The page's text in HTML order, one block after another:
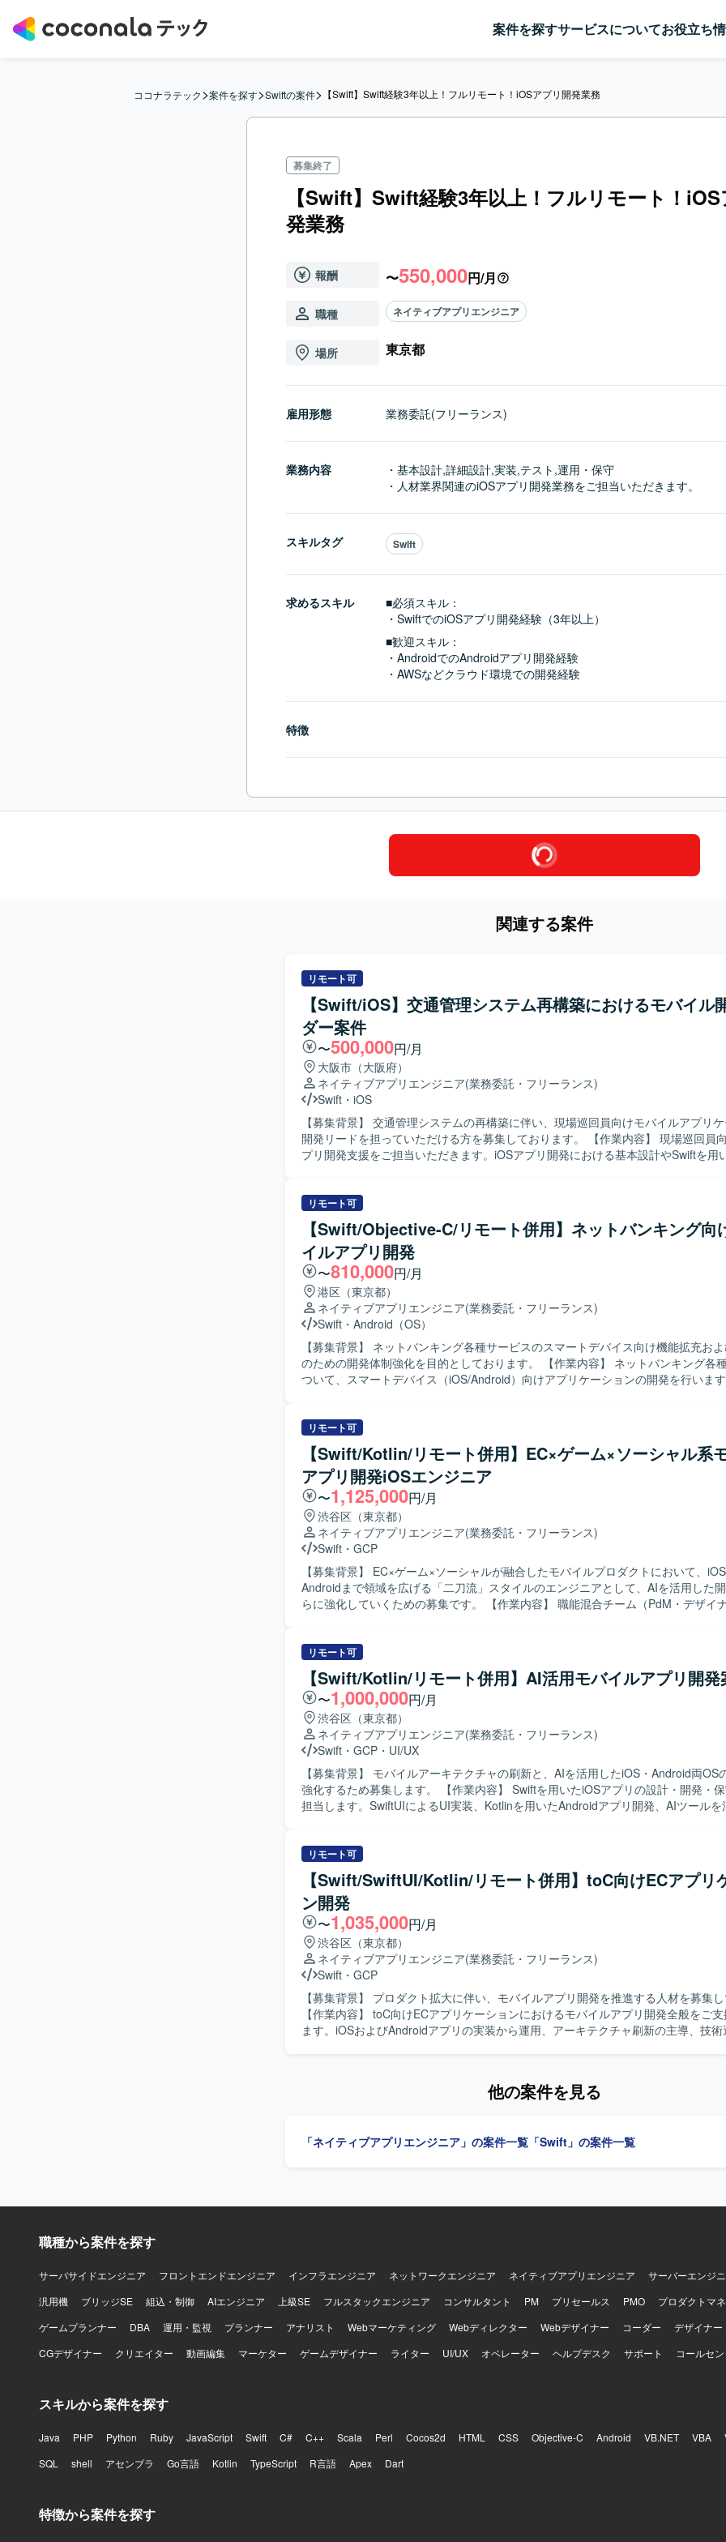
案件を探すサービスについてお役立ち
ココナラテック>案件を探す>Swiftの案件> 【Swift】Swift経験3年以上！フルリモート！iOSアプリ開発業務
募集終了
【Swift】Swift経験3年以上！フルリモート！
発業務
報酬 〜550,000円/月
職種 ネイティブアプリエンジニア
場所 東京都
雇用形態 業務委託(フリーランス)
業務内容
・基本設計,詳細設計,実装,テスト,運用・保守
・人材業界関連のiOSアプリ開発業務をご担当いただきます。
スキルタグ Swift
求めるスキル
■必須スキル：
・SwiftでのiOSアプリ開発経験（3年以上）
■歓迎スキル：
・AndroidでのAndroidアプリ開発経験
・AWSなどクラウド環境での開発経験
特徴
関連する案件
リモート可
【Swift/iOS】交通管理システム再構築におけるモバイル
ダー案件
〜500,000円/月
大阪市（大阪府）
ネイティブアプリエンジニア(業務委託・フリーランス)
Swift ・ iOS
【募集背景】 交通管理システムの再構築に伴い、現場巡回員向けモバイルアプリ
開発リードを担っていただける方を募集しております。 【作業内容】 現場巡回員向けiPhoneア
プリ開発支援をご担当いただきます。iOSアプリ開発における基本設計やSwiftを用
で一貫して対応していただきます。アプリでは点検情報登録、交通状況入力、写真
報告などの機能を想定しております。 【求める人物像】 モバイルアプリ開発において主体的に
設計方針や開発方針を整理し、関係者と円滑にコミュニケーションを取りながら仕
術課題整理を推進できる方を求めております。開発メンバーを技術面からリードし
や生産性の向上に意欲的に取り組んでいただける方が望ましいです。 【ポジションの魅力】 交
通インフラ領域の重要なシステム再構築プロジェクトにおいて、モバイル開発リー
上流工程から後続工程まで広く関わっていただけます。業務系モバイルアプリや位
真登録などの機能を通じて、現場業務の効率化や安全性向上に貢献できる点が魅力
後、AI開発支援ツールを活用した開発手法の検討にも関与いただける可能性があります
発環境】 iOS（iPhone）向けアプリケーション開発環境を想定しており、Swiftを
行います。バックエンドではJava／Spring Boot、フロントエンドではReact等の技
と連携する想定です。また、AI開発支援ツールの活用を検討している環境です。
リモート可
【Swift/Objective-C/リモート併用】ネットバンキング向
イルアプリ開発
〜810,000円/月
港区（東京都）
ネイティブアプリエンジニア(業務委託・フリーランス)
Swift ・ Android（OS）
【募集背景】 ネットバンキング各種サービスのスマートデバイス向け機能拡充お
のための開発体制強化を目的としております。 【作業内容】 ネットバンキング各種サービスに
ついて、スマートデバイス（iOS/Android）向けアプリケーションの開発を行いま
から実装、テストまで対応できる方を求めております。関係者とコミュニケーショ
がら、品質とユーザビリティを意識した開発ができる方を歓迎いたします。 【ポジションの魅
力】 金融系ネットバンキングサービスの開発に関わることで、大規模なユーザー
スのモバイルアプリ開発経験を積むことができます。iOS/Androidいずれかの専門
つ、金融ドメインの知見も深めていただけます。 【開発環境】 iOS/Android向けモバイルアプ
リ開発環境（Objective-C、Swiftを用いた開発が想定されます）。
リモート可
【Swift/Kotlin/リモート併用】EC×ゲーム×ソーシャル系
アプリ開発iOSエンジニア
〜1,125,000円/月
渋谷区（東京都）
ネイティブアプリエンジニア(業務委託・フリーランス)
Swift ・ GCP
【募集背景】 EC×ゲーム×ソーシャルが融合したモバイルプロダクトにおいて、
Androidまで領域を広げる「二刀流」スタイルのエンジニアとして、AIを活用した
らに強化していくための募集です。 【作業内容】 職能混合チーム（PdM・デザイナー・エンジ
クチャ設計を含めた実装・運用全般を担っていただきます。あわせて、Kotlinを用
アプリ開発にも関与し、Jetpack ComposeによるUI実装など、iOS側の知見を活か
の開発を行っていただきます。ClaudeなどのAIツールを活用しながら実装計画の
生成、レビューの効率化を進め、モバイルアーキテクチャの設計やドメイン分離に
列性向上に向けた刷新を推進していただきます。また、PdM・デザイナーと連携
数値やKPIに基づいた機能開発、リリース後の効果分析までを通してプロダクト開
っていただきます。 【求める人物像】 プロダクトのミッションやバリューに共感し、EC体験
の可能性に興味をお持ちの方を求めています。変化の大きい環境の中でも挑戦を楽
トウェアを軸に大きなチャレンジをしたいと考えている方にマッチします。事業や
距離で数値やユーザーの声を捉えながら、主体的に開発をリードしていける方を歓
【ポジションの魅力】 少数精鋭のチームにおいて、自ら設計したモバイルアーキ
Android両OSの「二刀流」開発プロセスを自ら設計し、AI時代のモバイル開発の在
ながら探求していくことができます。EC×ゲーム×ソーシャルが組み合わさった複
で、高度な状態管理やパフォーマンス最適化に取り組むことで、エンジニアとして
大きく高めていただけます。 【開発環境】 Swift、Kotlin、Goを用いた開発を行い、UIフレーム
ワークとしてSwiftUIやJetpack Composeを採用しています。Android Architecture
やMVVMなどのアーキテクチャを活用し、XcodeおよびAndroid Studio上で開発を
ンフラにはGoogle Cloudを用い、gRPCやProtocol Buffersによる通信、Bitriseや
Actions、Cloud Buildを用いたCI/CDを構築しています。Terraformによる構成管理
やCloud Monitoringなどのモニタリング基盤、BigQueryやLooker Studioによる分
によるQA自動化、ClaudeやGitHub CopilotなどのAIツール群、GitHub・Slack・
を組み合わせたモダンな開発環境で、アジャイル開発を実践しています。
リモート可
【Swift/Kotlin/リモート併用】AI活用モバイルアプリ開発
〜1,000,000円/月
渋谷区（東京都）
ネイティブアプリエンジニア(業務委託・フリーランス)
Swift ・ GCP ・ UI/UX
【募集背景】 モバイルアーキテクチャの刷新と、AIを活用したiOS・Android両OS
強化するため募集します。 【作業内容】 Swiftを用いたiOSアプリの設計・開発・保守・運用を
担当します。SwiftUIによるUI実装、Kotlinを用いたAndroidアプリ開発、AIツールを
クトの価値向上に向けて、オーナーシップを持ち挑戦を続けられる方を求めていま
速い環境で、チームと連携しながら成果創出に取り組める方に適したポジションです。
ションの魅力】 モバイルアーキテクチャの設計や技術選定に深く関与できます。
iOS・Android両OSの開発プロセスを構築し、複雑なEC・ゲーム・ソーシャル領域
難度な技術課題に取り組めます。 【開発環境】 Swift、Kotlin、Go、SwiftUI、Jetpack
Compose、Google Cloud、gRPC、Protocol Buffers、Bitrise、GitHub Actions、
BigQuery、Figmaなどを使用します。
リモート可
【Swift/SwiftUI/Kotlin/リモート併用】toC向けECアプリ
ン開発
〜1,035,000円/月
渋谷区（東京都）
ネイティブアプリエンジニア(業務委託・フリーランス)
Swift ・ GCP
【募集背景】 プロダクト拡大に伴い、モバイルアプリ開発を推進する人材を募集
【作業内容】 toC向けECアプリケーションにおけるモバイルアプリ開発全般をご
ます。iOSおよびAndroidアプリの実装から運用、アーキテクチャ刷新の主導、技
組み、関係者と連携しながら開発を推進できる方を求めています。 【ポジションの魅力】 プロ
Cloud Build、Terraform、BigQuery、Looker Studio、Claude、Codex、Cursor、
他の案件を見る
「ネイティブアプリエンジニア」の案件一覧 「Swift」の案件一覧
職種から案件を探す
サーバサイドエンジニア フロントエンドエンジニア インフラエンジニア ネットワークエンジニア ネイティブアプリエンジニア
サーバーエンジ
汎用機
ブリッジSE 組込・制御 AIエンジニア 上級SE フルスタックエンジニア コンサルタント PM プリセールス PMO
プロダクトマ
ゲームプランナー
DBA 運用・監視 プランナー アナリスト Webマーケティング Webディレクター Webデザイナー コーダー
デザイナー
CGデザイナー
クリエイター 動画編集 マーケター ゲームデザイナー ライター UI/UX オペレーター ヘルプデスク サポート コールセ
スキルから案件を探す
Java PHP Python Ruby JavaScript Swift C# C++ Scala Perl Cocos2d HTML CSS Objective-C Android VB.NET VBA
SQL
shell アセンブラ Go言語 Kotlin TypeScript R言語 Apex Dart
特徴から案件を探す